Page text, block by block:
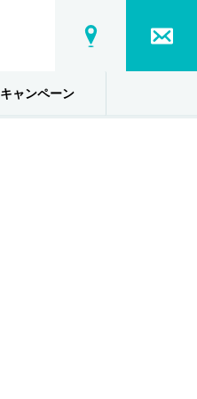
キャンペーン